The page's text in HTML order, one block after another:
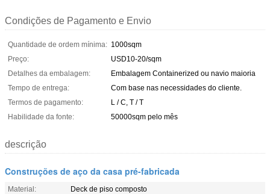
Condições de Pagamento e Envio
Quantidade de ordem mínima: 1000sqm
Preço:
USD10-20/sqm
Detalhes da embalagem:
Embalagem Containerized ou navio maioria
Tempo de entrega:
Com base nas necessidades do cliente.
Termos de pagamento:
L / C, T / T
Habilidade da fonte:
50000sqm pelo mês
descrição
Construções de aço da casa pré-fabricada
Material:
Deck de piso composto